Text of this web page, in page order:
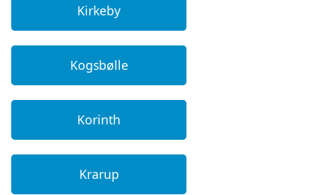
Kirkeby
Kogsbølle
Korinth
Krarup